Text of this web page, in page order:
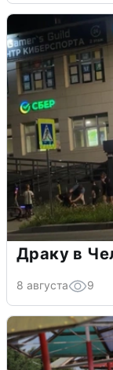
Драку в
8 августа 9